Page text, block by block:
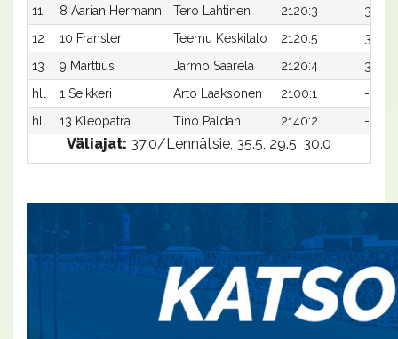
11
8 Aarian Hermanni Tero Lahtinen 2120:3
32,7
12
10 Franster Teemu Keskitalo 2120:5
34,2
13
9 Marttius Jarmo Saarela 2120:4
36,5x
hll
1 Seikkeri Arto Laaksonen 2100:1
-
hll
13 Kleopatra Tino Paldan 2140:2 -
Väliajat: 37.0/Lennätsie, 35.5, 29.5, 30.0